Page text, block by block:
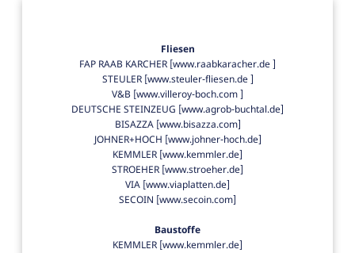
Fliesen
FAP RAAB KARCHER [www.raabkaracher.de ]
STEULER [www.steuler-fliesen.de ]
V&B [www.villeroy-boch.com ]
DEUTSCHE STEINZEUG [www.agrob-buchtal.de]
BISAZZA [www.bisazza.com]
JOHNER+HOCH [www.johner-hoch.de]
KEMMLER [www.kemmler.de]
STROEHER [www.stroeher.de]
VIA [www.viaplatten.de]
SECOIN [www.secoin.com]
Baustoffe
KEMMLER [www.kemmler.de]